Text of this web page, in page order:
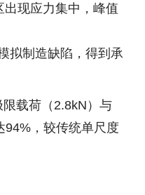
现应力集中，峰值
拟制造缺陷，得到承
载荷（2.8kN）与
94%，较传统单尺度